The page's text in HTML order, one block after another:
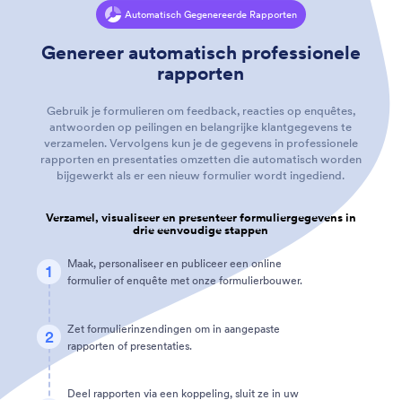
Automatisch Gegenereerde Rapporten
Genereer automatisch professionele
rapporten
Gebruik je formulieren om feedback, reacties op enquêtes,
antwoorden op peilingen en belangrijke klantgegevens te
verzamelen. Vervolgens kun je de gegevens in professionele
rapporten en presentaties omzetten die automatisch worden
bijgewerkt als er een nieuw formulier wordt ingediend.
Verzamel, visualiseer en presenteer formuliergegevens in
drie eenvoudige stappen
1
Maak, personaliseer en publiceer een online
formulier of enquête met onze formulierbouwer.
2
Zet formulierinzendingen om in aangepaste
rapporten of presentaties.
Deel rapporten via een koppeling, sluit ze in uw